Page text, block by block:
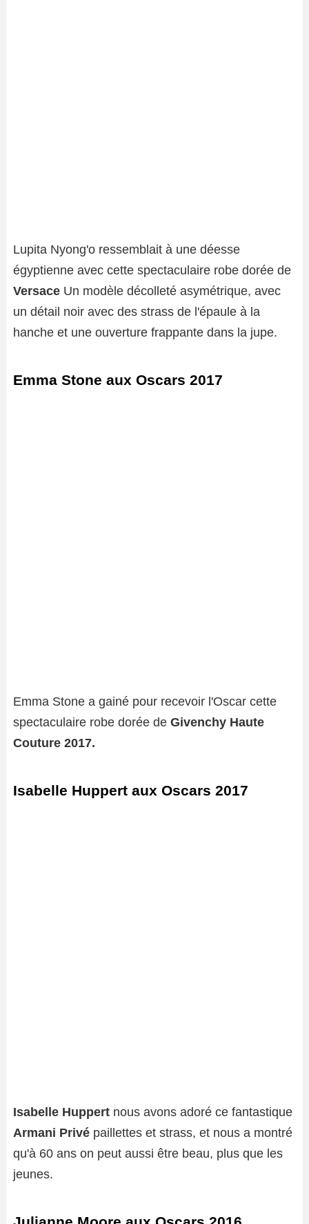
Lupita Nyong'o ressemblait à une déesse
égyptienne avec cette spectaculaire robe dorée de
Versace Un modèle décolleté asymétrique, avec
un détail noir avec des strass de l'épaule à la
hanche et une ouverture frappante dans la jupe.
Emma Stone aux Oscars 2017
Emma Stone a gainé pour recevoir l'Oscar cette
spectaculaire robe dorée de Givenchy Haute
Couture 2017.
Isabelle Huppert aux Oscars 2017
Isabelle Huppert nous avons adoré ce fantastique
Armani Privé paillettes et strass, et nous a montré
qu'à 60 ans on peut aussi être beau, plus que les
jeunes.